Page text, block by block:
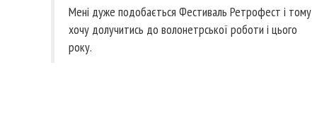
Мені дуже подобається Фестиваль Ретрофест і тому
хочу долучитись до волонетрської роботи і цього
року.